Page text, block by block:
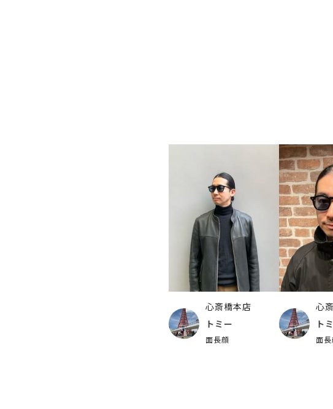
心斎橋本店
トミー
面長顔
心
ト
面